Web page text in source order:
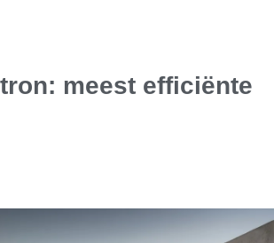
meest efficiënte